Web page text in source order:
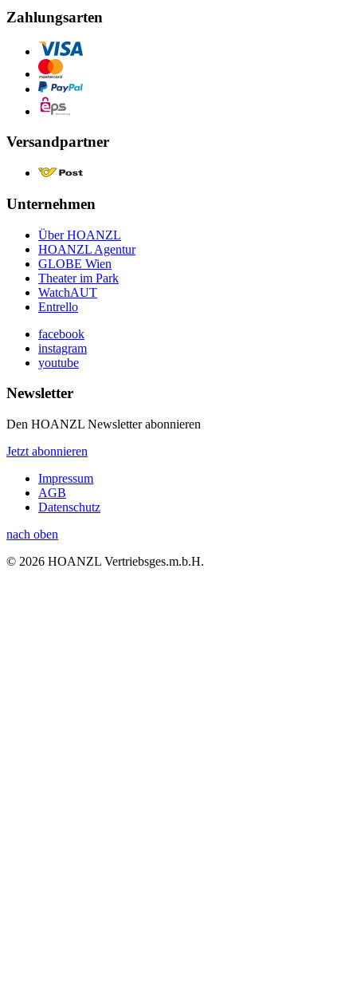
Zahlungsarten
Versandpartner
Unternehmen
Über HOANZL
HOANZL Agentur
GLOBE Wien
Theater im Park
WatchAUT
Entrello
facebook
instagram
youtube
Newsletter
Den HOANZL Newsletter abonnieren
Jetzt abonnieren
Impressum
AGB
Datenschutz
nach oben
© 2026 HOANZL Vertriebsges.m.b.H.